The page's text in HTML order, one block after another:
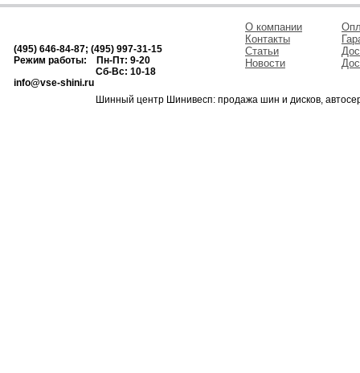
(495) 646-84-87; (495) 997-31-15
Режим работы: Пн-Пт: 9-20
Сб-Вс: 10-18
info@vse-shini.ru
О компании
Контакты
Статьи
Новости
Шинный центр Шинивесп: продажа шин и дисков,